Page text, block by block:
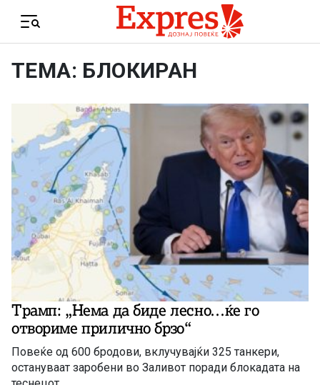
Menu
ТЕМА: БЛОКИРАН
Трамп: „Нема да биде лесно…ќе го
отвориме прилично брзо“
Повеќе од 600 бродови, вклучувајќи 325 танкери,
остануваат заробени во Заливот поради блокадата на